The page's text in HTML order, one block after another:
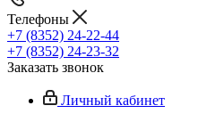
Телефоны
+7 (8352) 24-22-44
+7 (8352) 24-23-32
Заказать звонок
Личный кабинет